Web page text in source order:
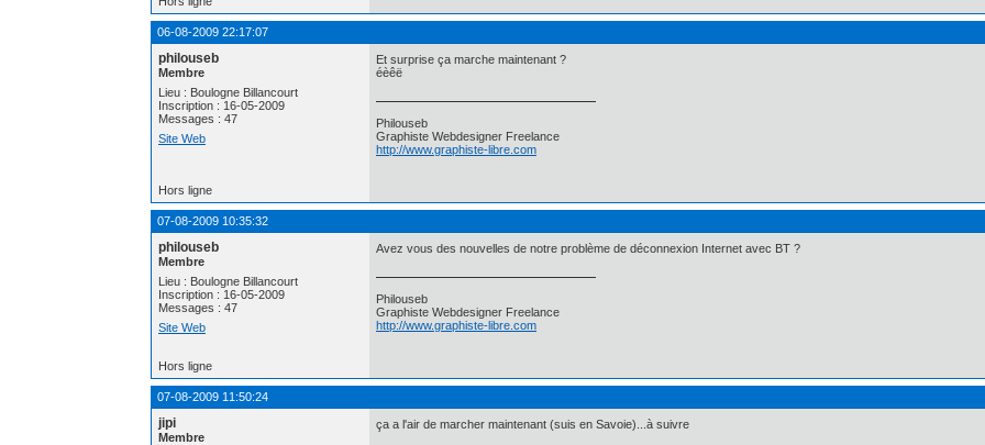
06-08-2009 22:17:07
philouseb
Membre
Lieu : Boulogne Billancourt
Inscription : 16-05-2009
Messages : 47
Site Web
Et surprise ça marche maintenant ?
éèêë
Philouseb
Graphiste Webdesigner Freelance
http://www.graphiste-libre.com
Hors ligne
07-08-2009 10:35:32
philouseb
Membre
Lieu : Boulogne Billancourt
Inscription : 16-05-2009
Messages : 47
Site Web
Avez vous des nouvelles de notre problème de déconnexion Internet avec BT ?
Philouseb
Graphiste Webdesigner Freelance
http://www.graphiste-libre.com
Hors ligne
07-08-2009 11:50:24
jipi
Membre
ça a l'air de marcher maintenant (suis en Savoie)...à suivre